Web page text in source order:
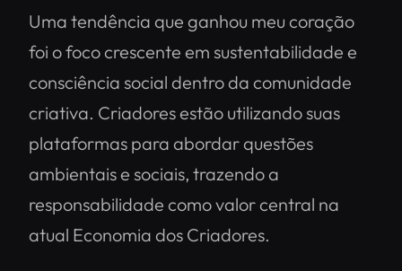
Uma tendência que ganhou meu coração
foi o foco crescente em sustentabilidade e
consciência social dentro da comunidade
criativa. Criadores estão utilizando suas
plataformas para abordar questões
ambientais e sociais, trazendo a
responsabilidade como valor central na
atual Economia dos Criadores.